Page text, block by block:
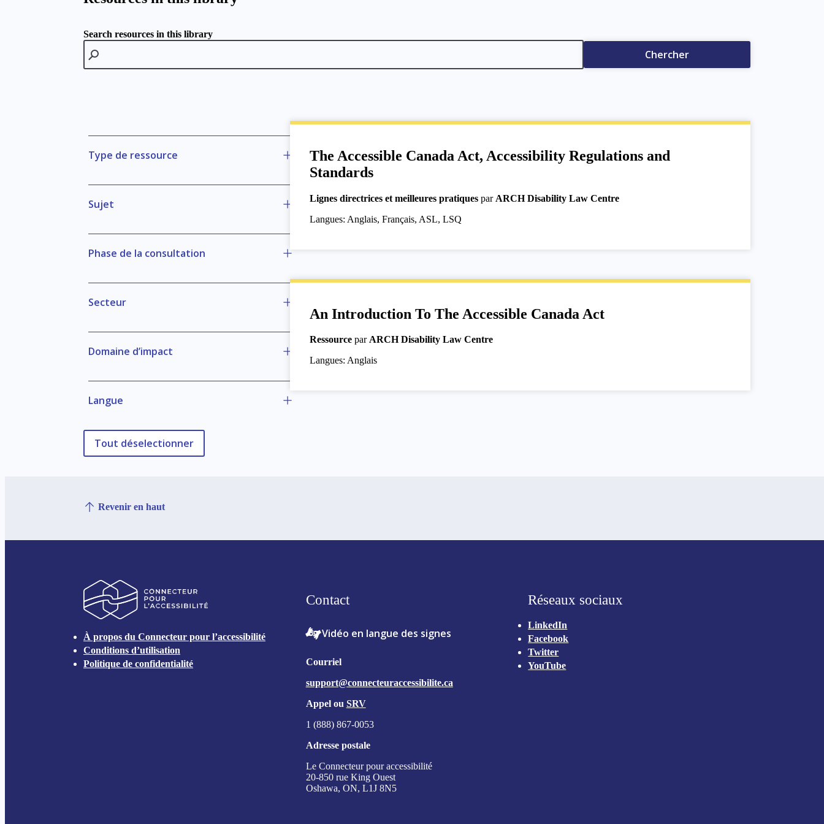
Search resources in this library
Chercher
Type de ressource
Sujet
Phase de la consultation
Secteur
Domaine d’impact
Langue
Tout déselectionner
The Accessible Canada Act, Accessibility Regulations and
Standards
Lignes directrices et meilleures pratiquespar ARCH Disability Law Centre
Langues: Anglais, Français, ASL, LSQ
An Introduction To The Accessible Canada Act
RessourceparARCH Disability Law Centre
Langues: Anglais
Revenir en haut
À propos du Connecteur pour l’accessibilité
Conditions d’utilisation
Politique de confidentialité
Contact
Vidéo en langue des signes
Courriel
support@connecteuraccessibilite.ca
Appel ou SRV
1 (888) 867-0053
Adresse postale
Le Connecteur pour accessibilité
20-850 rue King Ouest
Oshawa, ON, L1J 8N5
Réseaux sociaux
LinkedIn
Facebook
Twitter
YouTube